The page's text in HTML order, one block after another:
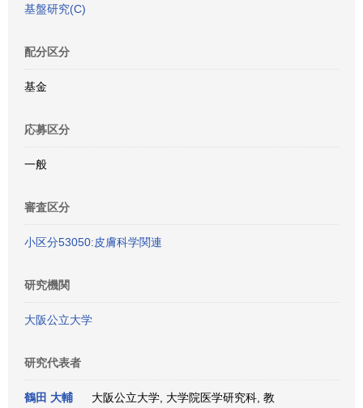
基盤研究(C)
配分区分
基金
応募区分
一般
審査区分
小区分53050:皮膚科学関連
研究機関
大阪公立大学
研究代表者
鶴田 大輔
大阪公立大学, 大学院医学研究科, 教